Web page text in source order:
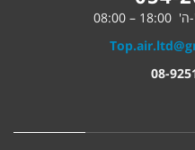
08:00